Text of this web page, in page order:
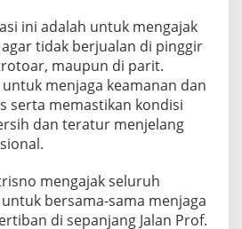
ini adalah untuk mengajak
tidak berjualan di pinggir
maupun di parit.
menjaga keamanan dan
serta memastikan kondisi
dan teratur menjelang
mengajak seluruh
bersama-sama menjaga
di sepanjang Jalan Prof.